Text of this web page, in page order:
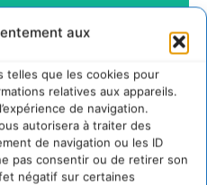
aux
telles que les cookies pour
relatives aux appareils.
de navigation.
autorisera à traiter des
de navigation ou les ID
pas consentir ou de retirer son
négatif sur certaines